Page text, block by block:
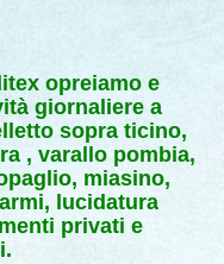
opreiamo e
giornaliere a
sopra ticino,
, varallo pombia,
miasino,
lucidatura
privati e